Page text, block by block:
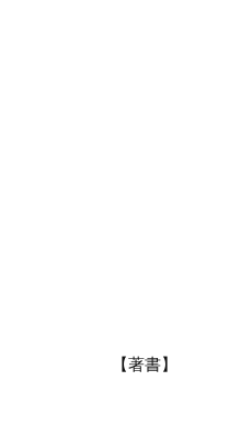
【著書】